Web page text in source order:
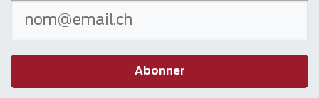
Abonner